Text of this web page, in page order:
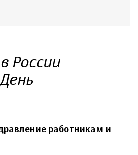
России
работникам и